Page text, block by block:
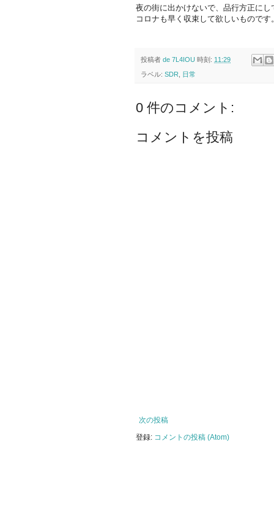
夜の街に出かけないで、品行方正にし
コロナも早く収束して欲しいものです。
投稿者 de 7L4IOU 時刻: 11:29
ラベル: SDR 日常
0 件のコメント:
コメントを投稿
次の投稿
登録: コメントの投稿 (Atom)